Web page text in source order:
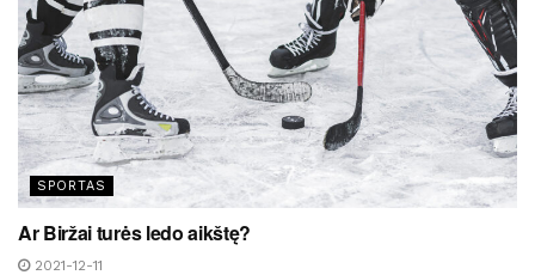
SPORTAS
Ar Biržai turės ledo aikštę?
2021-12-11